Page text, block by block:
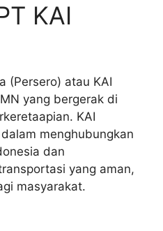
KAI
(Persero) atau KAI
yang bergerak di
KAI
menghubungkan
dan
yang aman,
masyarakat.